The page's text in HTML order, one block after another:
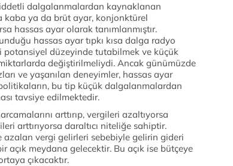
dalgalanmalardan kaynaklanan
kaba ya da brüt ayar, konjonktürel
hassas ayar olarak tanımlanmıştır.
hassas ayar tıpkı kısa dalga radyo
potansiyel düzeyinde tutabilmek ve küçük
değiştirilmeliydi. Ancak günümüzde
ve yaşanılan deneyimler, hassas ayar
bu tip küçük dalgalanmalardan
tavsiye edilmektedir.
arttırıp, vergileri azaltıyorsa
arttırıyorsa daraltıcı niteliğe sahiptir.
vergi gelirleri sebebiyle gelirin gideri
açık meydana gelecektir. Bu açık ise bütçeye
çıkacaktır.